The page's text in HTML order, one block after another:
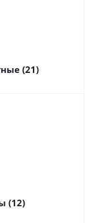
(21)
(12)